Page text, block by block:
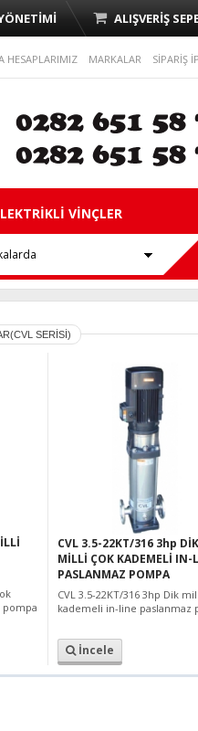
ALIŞVERİŞ
HESAPLARIMIZ MARKALAR SİPARİŞ
VİNÇLER
SERİSİ)
pompa
CVL 3.5-22KT/316 3hp DİK
MİLLİ ÇOK KADEMELİ IN-
PASLANMAZ POMPA
CVL 3.5-22KT/316 3hp Dik
kademeli in-line paslanmaz
İncele